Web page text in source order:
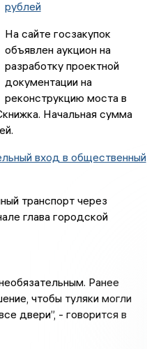
рублей
На сайте госзакупок
объявлен аукцион на
разработку проектной
документации на
реконструкцию моста в
Начальная сумма
вход в общественный
транспорт через
глава городской
Ранее
чтобы туляки могли
двери”, - говорится в